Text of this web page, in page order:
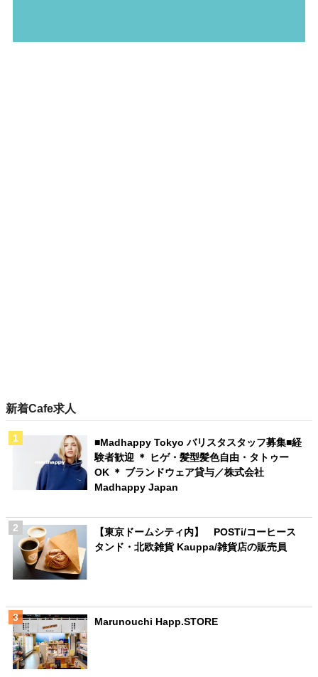
新着Cafe求人
■Madhappy Tokyo バリスタスタッフ募集■経
験者歓迎 ＊ ヒゲ・髪型髪色自由・タトゥー
OK ＊ ブランドウェア貸与／株式会社
Madhappy Japan
【東京ドームシティ内】 POSTi/コーヒース
タンド・北欧雑貨 Kauppa/雑貨店の販売員
Marunouchi Happ.STORE